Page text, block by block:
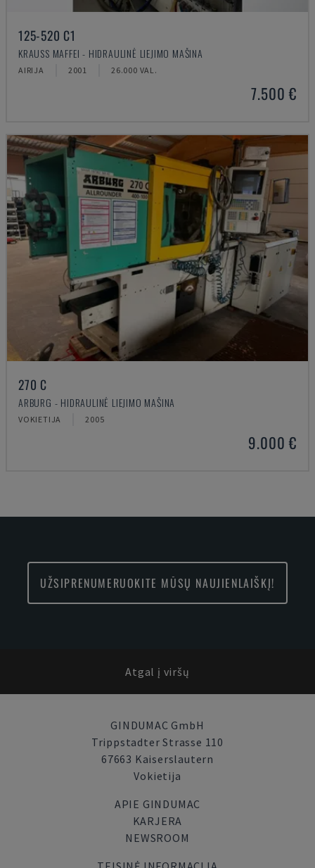
125-520 C1
KRAUSS MAFFEI - HIDRAULINĖ LIEJIMO MAŠINA
AIRIJA 2001 26.000 VAL.
7.500 €
270 C
ARBURG - HIDRAULINĖ LIEJIMO MAŠINA
VOKIETIJA 2005
9.000 €
UŽSIPRENUMERUOKITE MŪSŲ NAUJIENLAIŠKĮ!
Atgal į viršų
GINDUMAC GmbH
Trippstadter Strasse 110
67663 Kaiserslautern
Vokietija
APIE GINDUMAC
KARJERA
NEWSROOM